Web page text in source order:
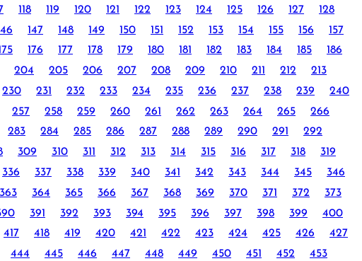
118 119 120 121 122 123 124 125 126 127
128
147 148 149 150 151 152 153 154 155 156
157
176 177 178 179 180 181 182 183 184 185
186
204 205 206 207 208 209 210 211 212
213
230 231 232 233 234 235 236 237 238 239
240
257 258 259 260 261 262 263 264 265
266
283 284 285 286 287 288 289 290 291
292
309 310 311 312 313 314 315 316 317 318
319
336 337 338 339 340 341 342 343 344 345
346
363 364 365 366 367 368 369 370 371 372
373
391 392 393 394 395 396 397 398 399
400
417 418 419 420 421 422 423 424 425 426
427
444 445 446 447 448 449 450 451 452
453